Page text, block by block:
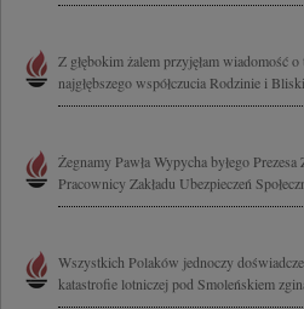
Z głębokim żalem przyjęłam wiadomość
najgłębszego współczucia Rodzinie i
Żegnamy Pawła Wypycha byłego
Pracownicy Zakładu Ubezpieczeń
Wszystkich Polaków jednoczy
katastrofie lotniczej pod Smoleńskiem